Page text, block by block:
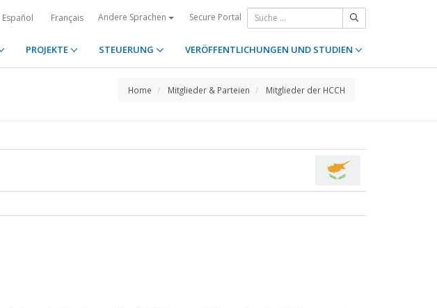
Español Français Andere Sprachen Secure Portal
PROJEKTE STEUERUNG VERÖFFENTLICHUNGEN UND STUDIEN
Home Mitglieder & Parteien Mitglieder der HCCH